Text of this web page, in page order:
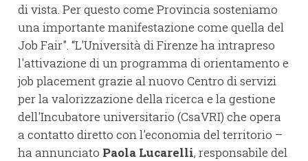
di vista. Per questo come Provincia sosteniamo
una importante manifestazione come quella del
Job Fair". “L'Università di Firenze ha intrapreso
l'attivazione di un programma di orientamento e
job placement grazie al nuovo Centro di servizi
per la valorizzazione della ricerca e la gestione
dell'Incubatore universitario (CsaVRI) che opera
a contatto diretto con l'economia del territorio –
ha annunciato Paola Lucarelli, responsabile del